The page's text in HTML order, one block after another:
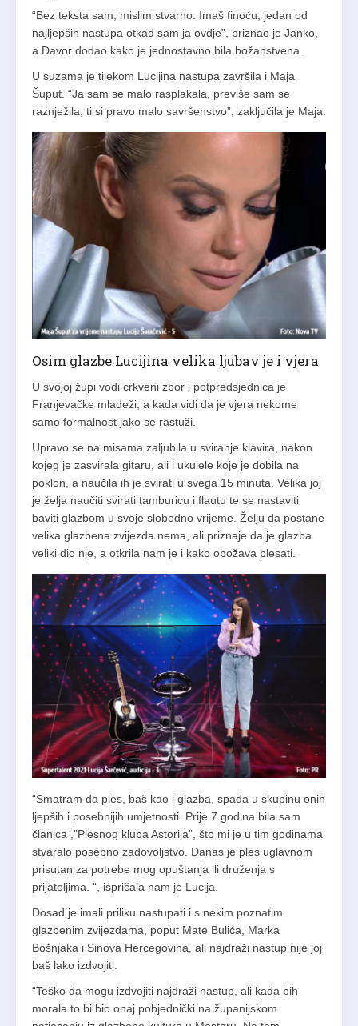
“Bez teksta sam, mislim stvarno. Imaš finoću, jedan od
najljepših nastupa otkad sam ja ovdje”, priznao je Janko,
a Davor dodao kako je jednostavno bila božanstvena.
U suzama je tijekom Lucijina nastupa završila i Maja
Šuput. “Ja sam se malo rasplakala, previše sam se
raznježila, ti si pravo malo savršenstvo”, zaključila je Maja.
Osim glazbe Lucijina velika ljubav je i vjera
U svojoj župi vodi crkveni zbor i potpredsjednica je
Franjevačke mladeži, a kada vidi da je vjera nekome
samo formalnost jako se rastuži.
Upravo se na misama zaljubila u sviranje klavira, nakon
kojeg je zasvirala gitaru, ali i ukulele koje je dobila na
poklon, a naučila ih je svirati u svega 15 minuta . Velika joj
je želja naučiti svirati tamburicu i flautu te se nastaviti
baviti glazbom u svoje slobodno vrijeme. Želju da postane
velika glazbena zvijezda nema, ali priznaje da je glazba
veliki dio nje, a otkrila nam je i kako obožava plesati.
“Smatram da ples, baš kao i glazba, spada u skupinu onih
ljepših i posebnijih umjetnosti. Prije 7 godina bila sam
članica ,”Plesnog kluba Astorija”, što mi je u tim godinama
stvaralo posebno zadovoljstvo. Danas je ples uglavnom
prisutan za potrebe mog opuštanja ili druženja s
prijateljima. “, ispričala nam je Lucija.
Dosad je imali priliku nastupati i s nekim poznatim
glazbenim zvijezdama, poput Mate Bulića, Marka
Bošnjaka i Sinova Hercegovina, ali najdraži nastup nije joj
baš lako izdvojiti.
“Teško da mogu izdvojiti najdraži nastup, ali kada bih
morala to bi bio onaj pobjednički na županijskom